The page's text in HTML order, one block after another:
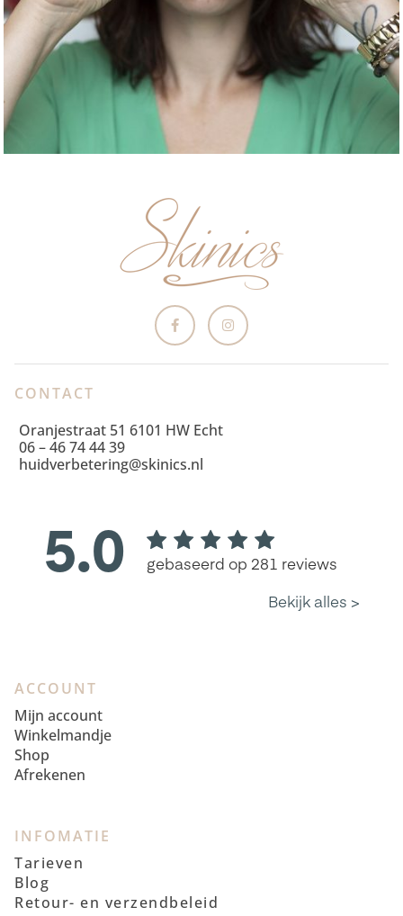
CONTACT
Oranjestraat 51 6101 HW Echt
06 – 46 74 44 39
huidverbetering@skinics.nl
ACCOUNT
Mijn account
Winkelmandje
Shop
Afrekenen
INFOMATIE
Tarieven
Blog
Retour- en verzendbeleid